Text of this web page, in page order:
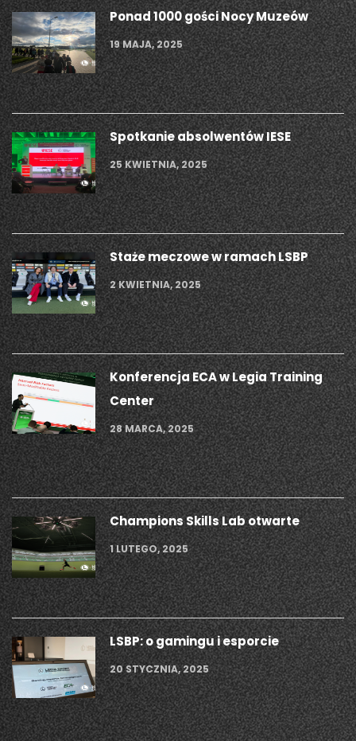
Ponad 1000 gości Nocy Muzeów
19 MAJA, 2025
Spotkanie absolwentów IESE
25 KWIETNIA, 2025
Staże meczowe w ramach LSBP
2 KWIETNIA, 2025
Konferencja ECA w Legia Training
Center
28 MARCA, 2025
Champions Skills Lab otwarte
1 LUTEGO, 2025
LSBP: o gamingu i esporcie
20 STYCZNIA, 2025